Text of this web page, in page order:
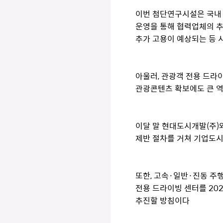
이번 첨단연구시설은 국
운영을 통해 협력업체의
추가 고용이 예상되는 등
아울러, 관광객 전용 드라
관광콘텐츠 확보에도 큰
이달 말 현대도시개발(주
제반 절차를 거쳐 기업도
또한, 고속·일반·진동 주
전용 드라이빙 센터를
추진할 방침이다